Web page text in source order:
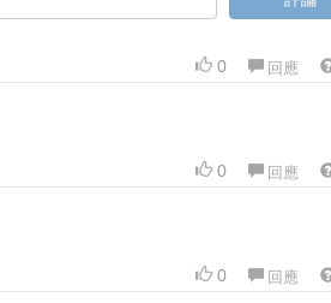
0 回應
0 回應
0 回應